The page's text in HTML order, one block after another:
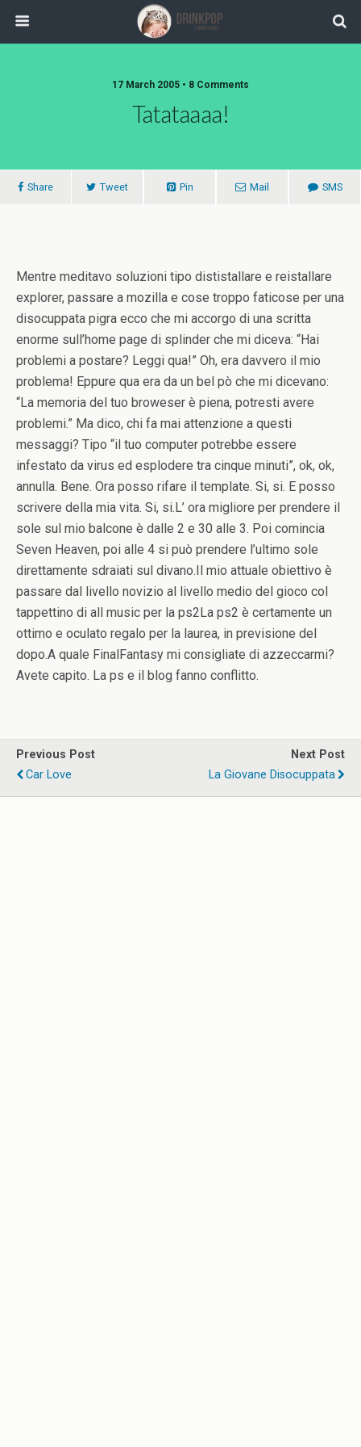
17 March 2005 • 8 Comments
Tatataaaa!
Share Tweet Pin Mail SMS
Mentre meditavo soluzioni tipo dististallare e reistallare
explorer, passare a mozilla e cose troppo faticose per una
disocuppata pigra ecco che mi accorgo di una scritta
enorme sull’home page di splinder che mi diceva: “Hai
problemi a postare? Leggi qua!” Oh, era davvero il mio
problema! Eppure qua era da un bel pò che mi dicevano:
“La memoria del tuo broweser è piena, potresti avere
problemi.” Ma dico, chi fa mai attenzione a questi
messaggi? Tipo “il tuo computer potrebbe essere
infestato da virus ed esplodere tra cinque minuti”, ok, ok,
annulla. Bene. Ora posso rifare il template. Si, si. E posso
scrivere della mia vita. Si, si.L’ ora migliore per prendere il
sole sul mio balcone è dalle 2 e 30 alle 3. Poi comincia
Seven Heaven, poi alle 4 si può prendere l’ultimo sole
direttamente sdraiati sul divano.Il mio attuale obiettivo è
passare dal livello novizio al livello medio del gioco col
tappettino di all music per la ps2La ps2 è certamente un
ottimo e oculato regalo per la laurea, in previsione del
dopo.A quale FinalFantasy mi consigliate di azzeccarmi?
Avete capito. La ps e il blog fanno conflitto.
Previous Post
Car Love
Next Post
La Giovane Disocuppata